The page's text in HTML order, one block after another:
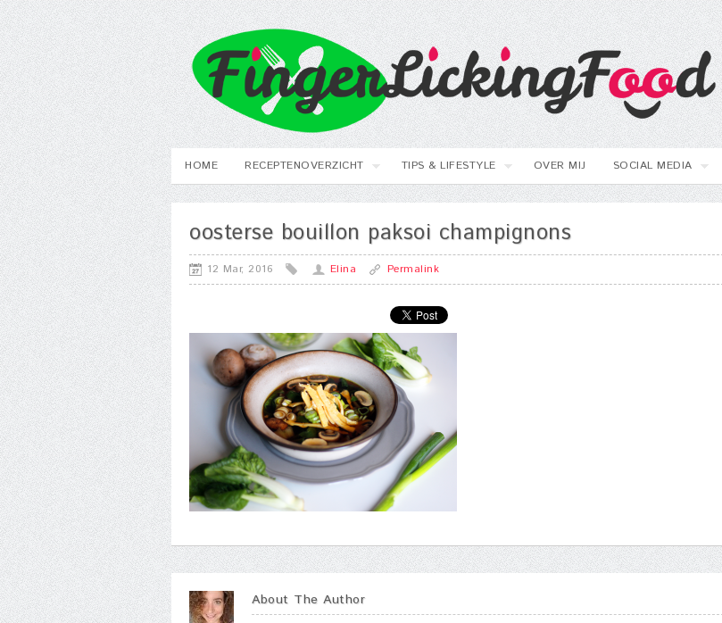
HOME RECEPTENOVERZICHT TIPS & LIFESTYLE OVER MIJ SOCIAL MEDIA
oosterse bouillon paksoi champignons
12 Mar, 2016 Elina Permalink
About The Author